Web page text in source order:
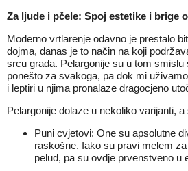
Za ljude i pčele: Spoj estetike i brige
Moderno vrtlarenje odavno je prestalo
dojma, danas je to način na koji
srcu grada. Pelargonije su u tom smislu
ponešto za svakoga, pa dok mi
i leptiri u njima pronalaze dragocjeno
Pelargonije dolaze u nekoliko varijanti,
Puni cvjetovi: One su apsolutne
raskošne. Iako su pravi melem
pelud, pa su ovdje prvenstveno u